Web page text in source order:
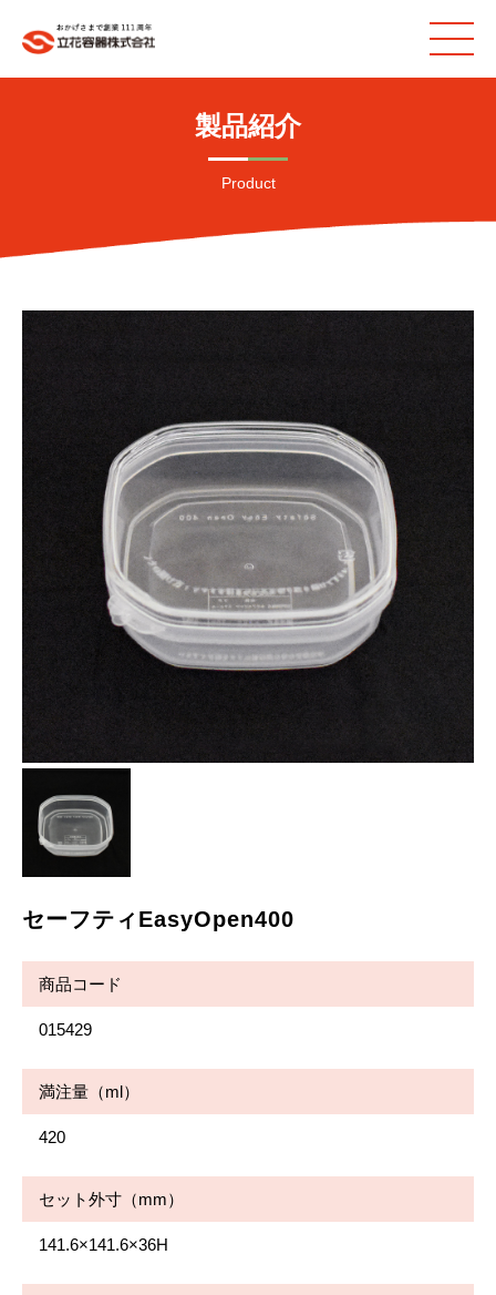
製品紹介
Product
セーフティEasyOpen400
商品コード
015429
満注量（ml）
420
セット外寸（mm）
141.6×141.6×36H